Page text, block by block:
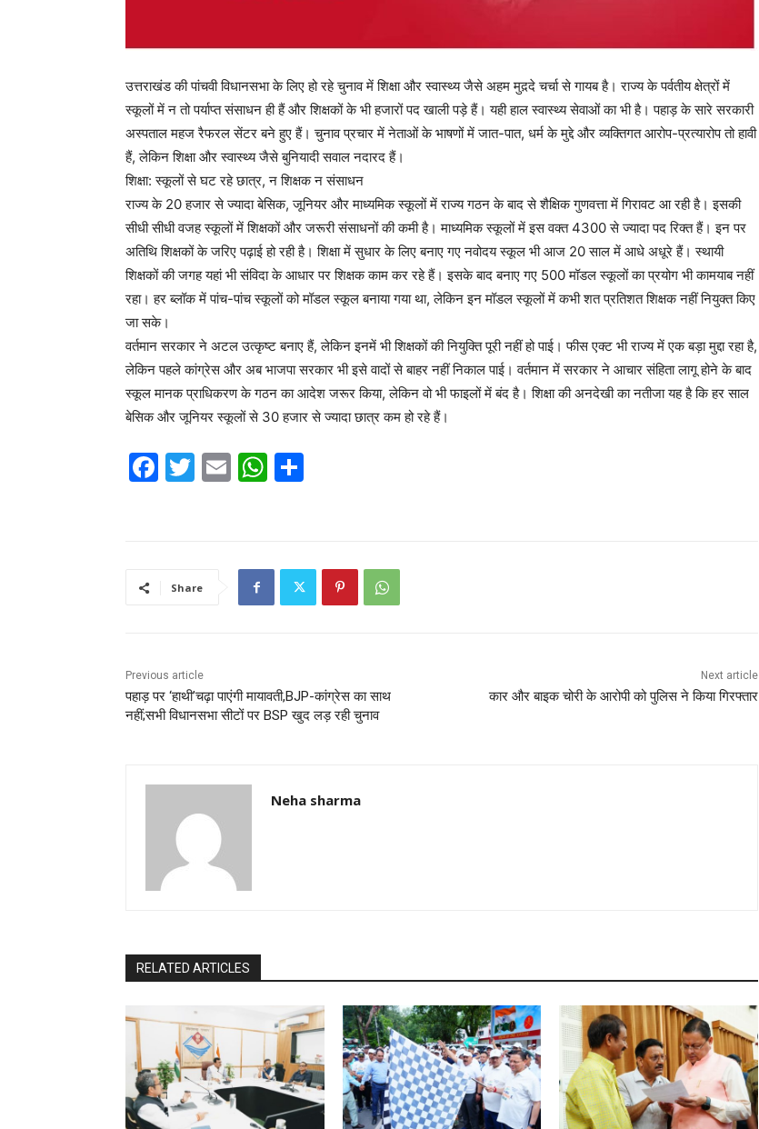
उत्तराखंड की पांचवी विधानसभा के लिए हो रहे चुनाव में शिक्षा और स्वास्थ्य जैसे अहम मुद़दे चर्चा से गायब है। राज्य के पर्वतीय क्षेत्रों में
स्कूलों में न तो पर्याप्त संसाधन ही हैं और शिक्षकों के भी हजारों पद खाली पड़े हैं। यही हाल स्वास्थ्य सेवाओं का भी है। पहाड़ के सारे सरकारी
अस्पताल महज रैफरल सेंटर बने हुए हैं। चुनाव प्रचार में नेताओं के भाषणों में जात-पात, धर्म के मुद्दे और व्यक्तिगत आरोप-प्रत्यारोप तो हावी
हैं, लेकिन शिक्षा और स्वास्थ्य जैसे बुनियादी सवाल नदारद हैं।
शिक्षा: स्कूलों से घट रहे छात्र, न शिक्षक न संसाधन
राज्य के 20 हजार से ज्यादा बेसिक, जूनियर और माध्यमिक स्कूलों में राज्य गठन के बाद से शैक्षिक गुणवत्ता में गिरावट आ रही है। इसकी
सीधी सीधी वजह स्कूलों में शिक्षकों और जरूरी संसाधनों की कमी है। माध्यमिक स्कूलों में इस वक्त 4300 से ज्यादा पद रिक्त हैं। इन पर
अतिथि शिक्षकों के जरिए पढ़ाई हो रही है। शिक्षा में सुधार के लिए बनाए गए नवोदय स्कूल भी आज 20 साल में आधे अधूरे हैं। स्थायी
शिक्षकों की जगह यहां भी संविदा के आधार पर शिक्षक काम कर रहे हैं। इसके बाद बनाए गए 500 मॉडल स्कूलों का प्रयोग भी कामयाब नहीं
रहा। हर ब्लॉक में पांच-पांच स्कूलों को मॉडल स्कूल बनाया गया था, लेकिन इन मॉडल स्कूलों में कभी शत प्रतिशत शिक्षक नहीं नियुक्त किए
जा सके।
वर्तमान सरकार ने अटल उत्कृष्ट बनाए हैं, लेकिन इनमें भी शिक्षकों की नियुक्ति पूरी नहीं हो पाई। फीस एक्ट भी राज्य में एक बड़ा मुद्दा रहा है,
लेकिन पहले कांग्रेस और अब भाजपा सरकार भी इसे वादों से बाहर नहीं निकाल पाई। वर्तमान में सरकार ने आचार संहिता लागू होने के बाद
स्कूल मानक प्राधिकरण के गठन का आदेश जरूर किया, लेकिन वो भी फाइलों में बंद है। शिक्षा की अनदेखी का नतीजा यह है कि हर साल
बेसिक और जूनियर स्कूलों से 30 हजार से ज्यादा छात्र कम हो रहे हैं।
F
b
k
T
E
W
A
p
Share
Previous article
पहाड़ पर ‘हाथी’चढ़ा पाएंगी मायावती,BJP-कांग्रेस का साथ
नहीं;सभी विधानसभा सीटों पर BSP खुद लड़ रही चुनाव
Next article
कार और बाइक चोरी के आरोपी को पुलिस ने किया गिरफ्तार
Neha sharma
RELATED ARTICLES